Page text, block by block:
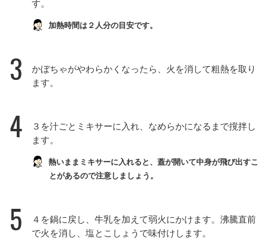
す。
加熱時間は２人分の目安です。
3
かぼちゃがやわらかくなったら、火を消して粗熱を取り
ます。
4
３を汁ごとミキサーに入れ、なめらかになるまで撹拌し
ます。
熱いままミキサーに入れると、蓋が開いて中身が飛び出すこ
とがあるので注意しましょう。
5
４を鍋に戻し、牛乳を加えて弱火にかけます。沸騰直前
で火を消し、塩とこしょうで味付けします。